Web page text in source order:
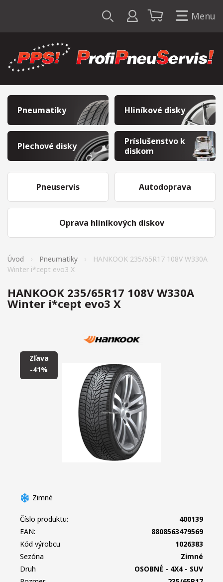
Menu
Pneumatiky Hliníkové disky
Plechové disky
Príslušenstvo k
diskom
Pneuservis
Oprava hliníkových diskov
Autodoprava
Úvod Pneumatiky
HANKOOK 235/65R17 108V W330A
Winter i*cept evo3 X
HANKOOK 235/65R17 108V W330A
Winter i*cept evo3 X
Zľava
-41%
Zimné
Číslo produktu:
400139
EAN:
8808563479569
Kód výrobcu
1026383
Sezóna
Zimné
Druh
OSOBNÉ - 4X4 - SUV